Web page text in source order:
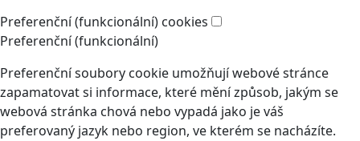
Preferenční (funkcionální) cookies
Preferenční (funkcionální)
Preferenční soubory cookie umožňují webové stránce
zapamatovat si informace, které mění způsob, jakým se
webová stránka chová nebo vypadá jako je váš
preferovaný jazyk nebo region, ve kterém se nacházíte.